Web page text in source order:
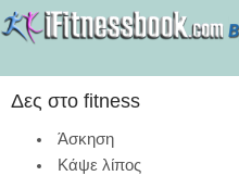
Δες στο fitness
Άσκηση
Κάψε λίπος